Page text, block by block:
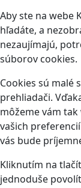
Aby ste na webe
hľadáte, a
nezaujímajú,
súborov cookies.
Cookies sú malé
prehliadači.
môžeme vám
vašich
vás bude
Kliknutím na
jednoduše